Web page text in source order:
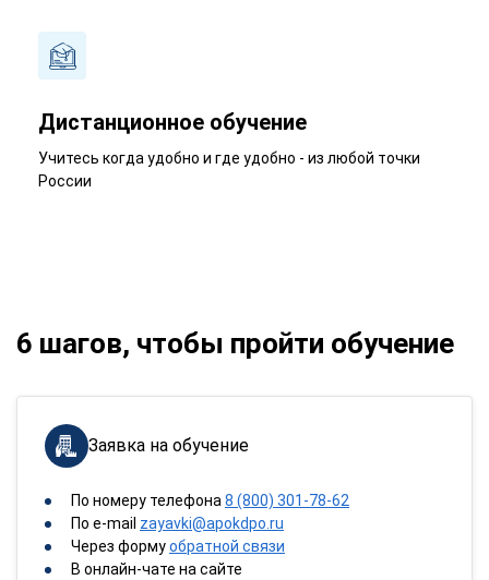
Дистанционное обучение
Учитесь когда удобно и где удобно - из любой точки
России
6 шагов, чтобы пройти обучение
Заявка на обучение
По номеру телефона8 (800) 301-78-62
По e-mail zayavki@apokdpo.ru
Через формуобратной связи
В онлайн-чате на сайте